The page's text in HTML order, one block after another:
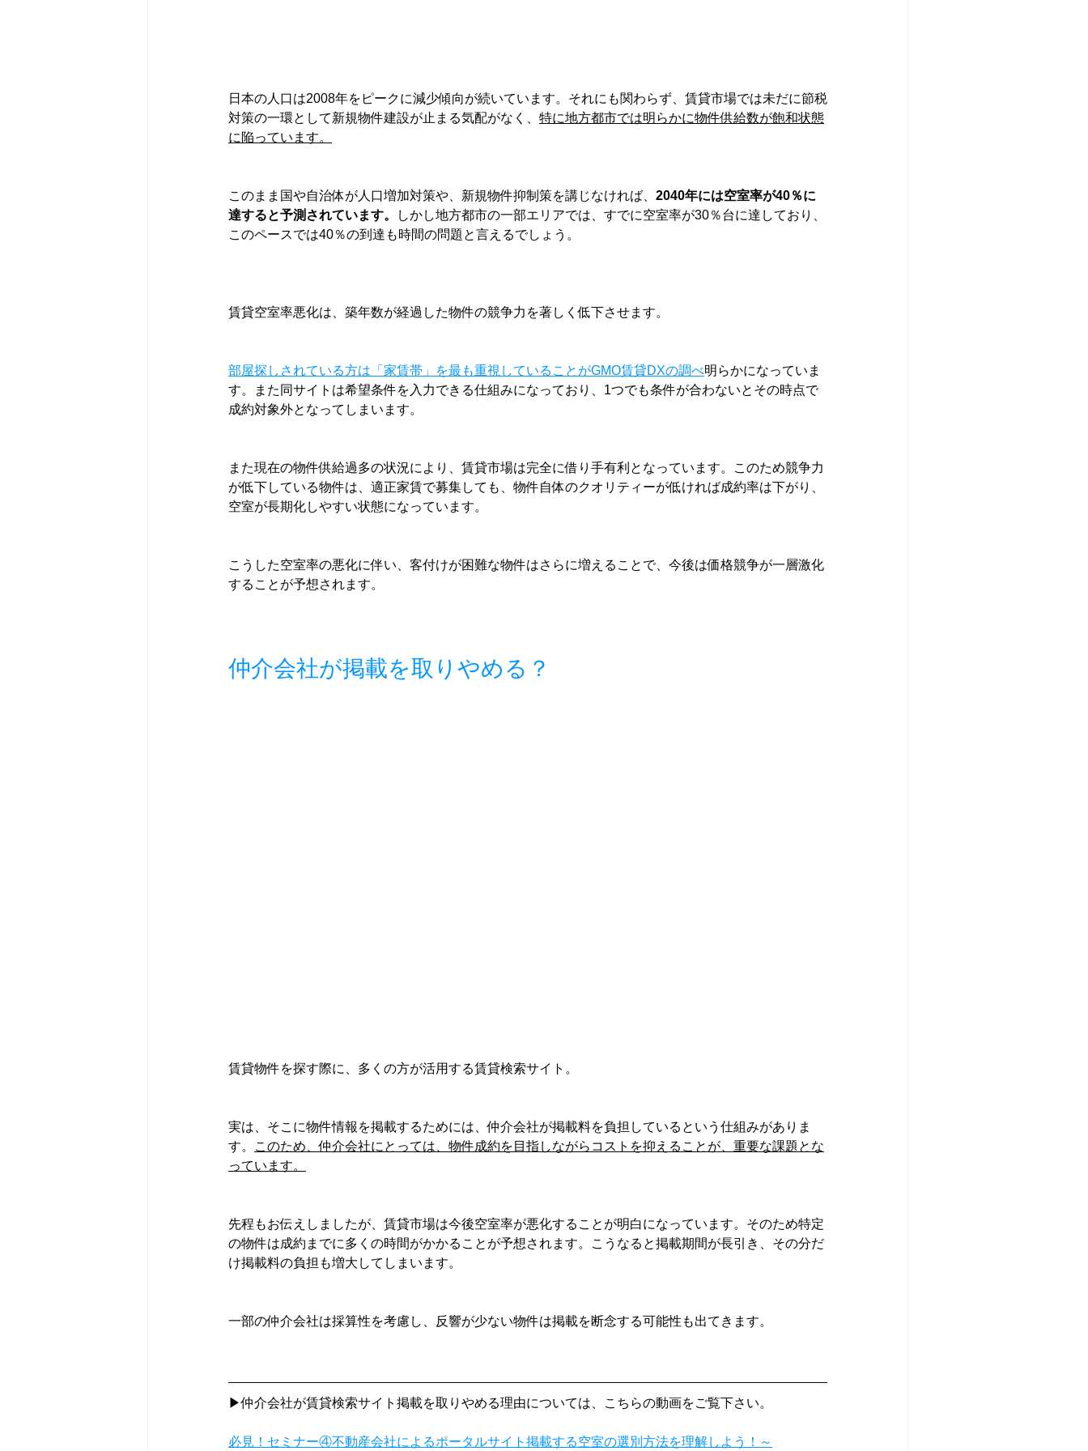
日本の人口は2008年をピークに減少傾向が続いています。それにも関わらず、賃貸市場では未だに節税
対策の一環として新規物件建設が止まる気配がなく、 特に地方都市では明らかに物件供給数が飽和状態
に陥っています。
このまま国や自治体が人口増加対策や、新規物件抑制策を講じなければ、 2040年には空室率が40％に
達すると予測されています。
しかし地方都市の一部エリアでは、すでに空室率が30％台に達しており、
このペースでは40％の到達も時間の問題と言えるでしょう。
賃貸空室率悪化は、築年数が経過した物件の競争力を著しく低下させます。
部屋探しされている方は「家賃帯」を最も重視していることがGMO賃貸DXの調べ明らかになっていま
す。また同サイトは希望条件を入力できる仕組みになっており、1つでも条件が合わないとその時点で
成約対象外となってしまいます。
また現在の物件供給過多の状況により、賃貸市場は完全に借り手有利となっています。このため競争力
が低下している物件は、適正家賃で募集しても、物件自体のクオリティーが低ければ成約率は下がり、
空室が長期化しやすい状態になっています。
こうした空室率の悪化に伴い、客付けが困難な物件はさらに増えることで、今後は価格競争が一層激化
することが予想されます。
仲介会社が掲載を取りやめる？
賃貸物件を探す際に、多くの方が活用する賃貸検索サイト。
実は、そこに物件情報を掲載するためには、仲介会社が掲載料を負担しているという仕組みがありま
す。
このため、仲介会社にとっては、物件成約を目指しながらコストを抑えることが、重要な課題とな
っています。
先程もお伝えしましたが、賃貸市場は今後空室率が悪化することが明白になっています。そのため特定
の物件は成約までに多くの時間がかかることが予想されます。こうなると掲載期間が長引き、その分だ
け掲載料の負担も増大してしまいます。
一部の仲介会社は採算性を考慮し、反響が少ない物件は掲載を断念する可能性も出てきます。
▶仲介会社が賃貸検索サイト掲載を取りやめる理由については、こちらの動画をご覧下さい。
必見！セミナー④不動産会社によるポータルサイト掲載する空室の選別方法を理解しよう！～